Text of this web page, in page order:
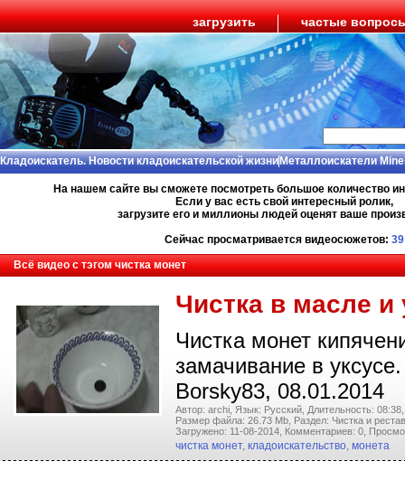
загрузить частые
Кладоискатель. Новости кладоискательской жизниМеталлоискатели
На нашем сайте вы сможете посмотреть большое количество
Если у вас есть свой интересный ролик,
загрузите его и миллионы людей оценят ваше
Сейчас просматривается видеосюжетов: 39
Всё видео с тэгом чистка монет
Чистка в масле и
Чистка монет
замачивание в
Borsky83, 08.01.2014
Автор: archi, Язык: Русский, Длительность: 08:38,
Размер файла: 26.73 Mb, Раздел: Чистка и
Загружено: 11-08-2014, Комментариев: 0,
чистка монет, кладоискательство, монета